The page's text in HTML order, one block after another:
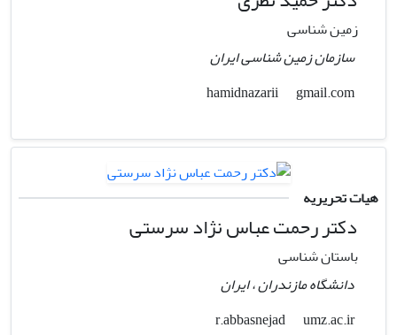
زمین شناسی
سازمان زمین شناسی ایران
gmail.com
هیات تحریریه
دکتر رحمت عباس نژاد سرستی
باستان شناسی
دانشگاه مازندران ، ایران
r.abbasnejad
umz.ac.ir